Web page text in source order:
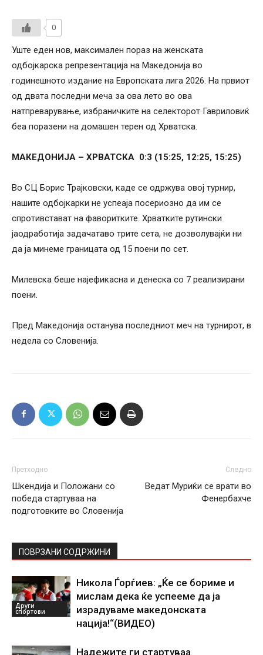
0
Уште еден нов, максимален пораз на женската
одбојкарска репрезентација на Македонија во
годинешното издание на Европската лига 2026. На првиот
од двата последни меча за ова лето во ова
натпреварување, избраничките на селекторот Гавриловиќ
беа поразени на домашен терен од Хрватска.
МАКЕДОНИЈА – ХРВАТСКА 0:3 (15:25, 12:25, 15:25)
Во СЦ Борис Трајковски, каде се одржува овој турнир,
нашите одбојкарки не успеаја посериозно да им се
спротивстават на фаворитките. Хрватките рутински
јаодработија задачатаво трите сета, не дозволувајќи ни
да ја минеме границата од 15 поени по сет.
Милевска беше најефикасна и денеска со 7 реализирани
поени.
Пред Македонија останува последниот меч на турнирот, в
недела со Словенија.
Претходно
Шкендија и Положани со
победа стартуваа на
подготовките во Словенија
Следно
Ведат Муриќи се врати во
Фенербахче
ПОВРЗАНИ СОДРЖИНИ
Други
спортови
Никола Ѓорѓиев: „Ќе се бориме и
мислам дека ќе успееме да ја
израдуваме македонската
нација!“(ВИДЕО)
Надежите ги стартуваа